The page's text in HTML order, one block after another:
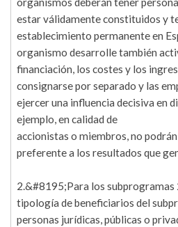
estar válidamente constituidos y
establecimiento permanente en
organismo desarrolle también
financiación, los costes y los
consignarse por separado y las
ejercer una influencia decisiva en
ejemplo, en calidad de
accionistas o miembros, no
preferente a los resultados que
2.&#8195;Para los subprogramas
tipología de beneficiarios del
personas jurídicas, públicas o